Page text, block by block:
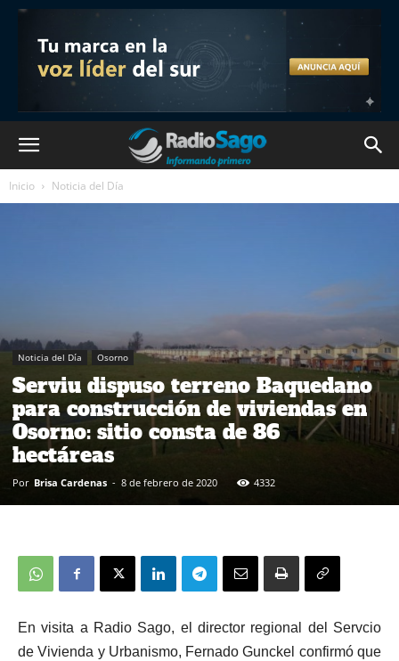
Inicio Noticia del Día
Noticia del Día Osorno
Serviu dispuso terreno Baquedano
para construcción de viviendas en
Osorno: sitio consta de 86
hectáreas
Por Brisa Cardenas - 8 de febrero de 2020 4332
En visita a Radio Sago, el director regional del Servcio
de Vivienda y Urbanismo, Fernado Gunckel confirmó que